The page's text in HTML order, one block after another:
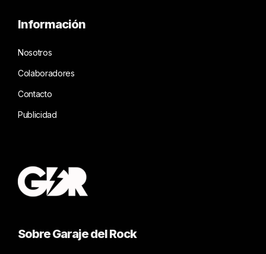
Información
Nosotros
Colaboradores
Contacto
Publicidad
Sobre Garaje del Rock